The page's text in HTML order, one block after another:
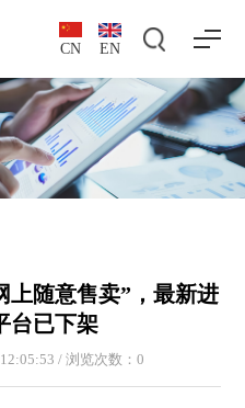
CN EN
上随意售卖”，最新进
台已下架
/ 浏览次数： 0